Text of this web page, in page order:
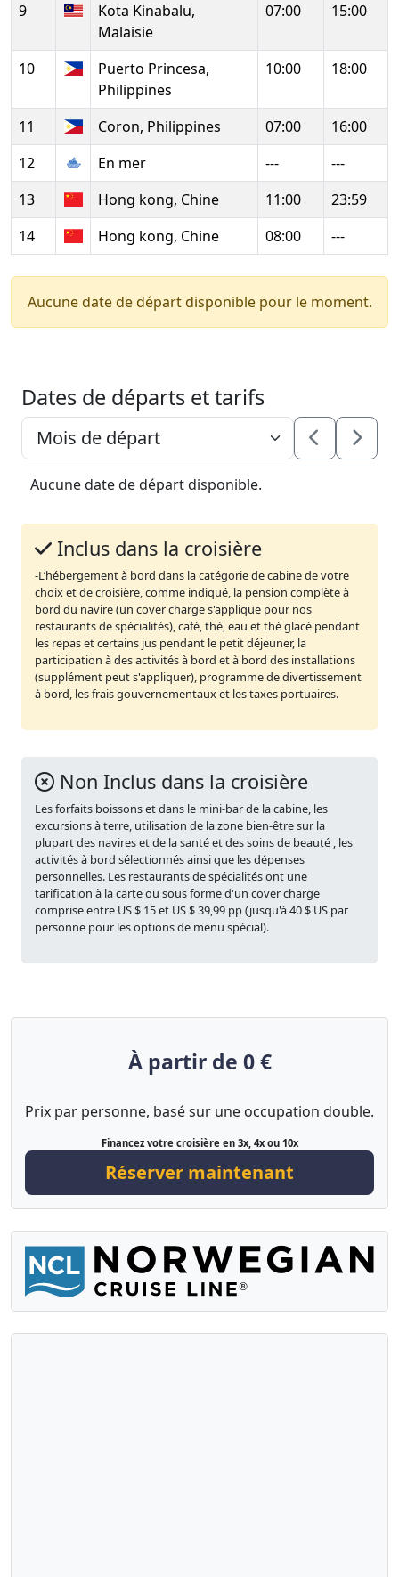
9
Kota Kinabalu,
Malaisie
07:00 15:00
10
Puerto Princesa,
Philippines
10:00 18:00
11 Coron, Philippines 07:00
16:00
12
En mer ---
---
13
Hong kong, Chine 11:00
23:59
14
Hong kong, Chine 08:00 ---
Aucune date de départ disponible pour le moment.
Dates de départs et tarifs
Aucune date de départ disponible.
Inclus dans la croisière
-L’hébergement à bord dans la catégorie de cabine de votre
choix et de croisière, comme indiqué, la pension complète à
bord du navire (un cover charge s'applique pour nos
restaurants de spécialités), café, thé, eau et thé glacé pendant
les repas et certains jus pendant le petit déjeuner, la
participation à des activités à bord et à bord des installations
(supplément peut s'appliquer), programme de divertissement
à bord, les frais gouvernementaux et les taxes portuaires.
Non Inclus dans la croisière
Les forfaits boissons et dans le mini-bar de la cabine, les
excursions à terre, utilisation de la zone bien-être sur la
plupart des navires et de la santé et des soins de beauté , les
activités à bord sélectionnés ainsi que les dépenses
personnelles. Les restaurants de spécialités ont une
tarification à la carte ou sous forme d'un cover charge
comprise entre US $ 15 et US $ 39,99 pp (jusqu'à 40 $ US par
personne pour les options de menu spécial).
À partir de 0 €
Prix par personne, basé sur une occupation double.
Financez votre croisière en 3x, 4x ou 10x
Réserver maintenant